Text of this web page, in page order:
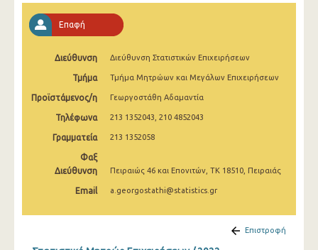
2011
2010
Επαφή
Διεύθυνση Διεύθυνση Στατιστικών Επιχειρήσεων
Τμήμα Τμήμα Μητρώων και Μεγάλων Επιχειρήσεων
Προϊστάμενος/η Γεωργοστάθη Αδαμαντία
Τηλέφωνα 213 1352043, 210 4852043
Γραμματεία 213 1352058
Φαξ
Διεύθυνση
Πειραιώς 46 και Επονιτών, ΤΚ 18510, Πειραιάς
Email a.georgostathi@statistics.gr
Επιστροφή